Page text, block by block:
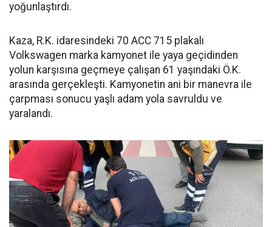
yoğunlaştırdı.
Kaza, R.K. idaresindeki 70 ACC 715 plakalı
Volkswagen marka kamyonet ile yaya geçidinden
yolun karşısına geçmeye çalışan 61 yaşındaki Ö.K.
arasında gerçekleşti. Kamyonetin ani bir manevra ile
çarpması sonucu yaşlı adam yola savruldu ve
yaralandı.